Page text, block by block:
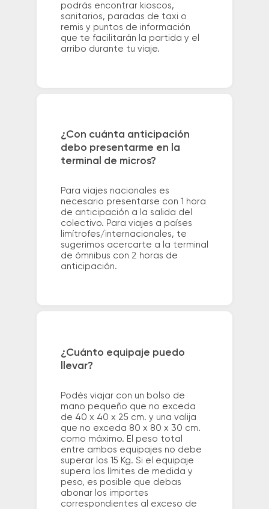
podrás encontrar kioscos,
sanitarios, paradas de taxi o
remis y puntos de información
que te facilitarán la partida y el
arribo durante tu viaje.
¿Con cuánta anticipación
debo presentarme en la
terminal de micros?
Para viajes nacionales es
necesario presentarse con 1 hora
de anticipación a la salida del
colectivo. Para viajes a países
limítrofes/internacionales, te
sugerimos acercarte a la terminal
de ómnibus con 2 horas de
anticipación.
¿Cuánto equipaje puedo
llevar?
Podés viajar con un bolso de
mano pequeño que no exceda
de 40 x 40 x 25 cm. y una valija
que no exceda 80 x 80 x 30 cm.
como máximo. El peso total
entre ambos equipajes no debe
superar los 15 Kg. Si el equipaje
supera los límites de medida y
peso, es posible que debas
abonar los importes
correspondientes al exceso de